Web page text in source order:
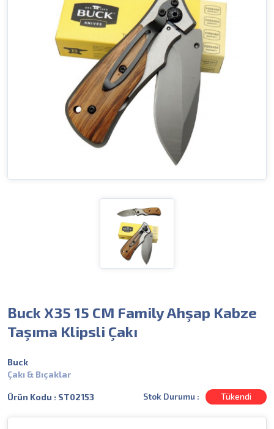
Buck X35 15 CM Family Ahşap Kabze
Taşıma Klipsli Çakı
Buck
Çakı & Bıçaklar
Ürün Kodu : ST02153 Stok Durumu : Tükendi